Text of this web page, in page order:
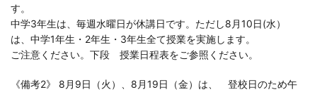
す。
中学3年生は、毎週水曜日が休講日です。ただし8月10日(水）
は、中学1年生・2年生・3年生全て授業を実施します。
ご注意ください。下段 授業日程表をご参照ください。
《備考2》 8月9日（火）、8月19日（金）は、 登校日のため午